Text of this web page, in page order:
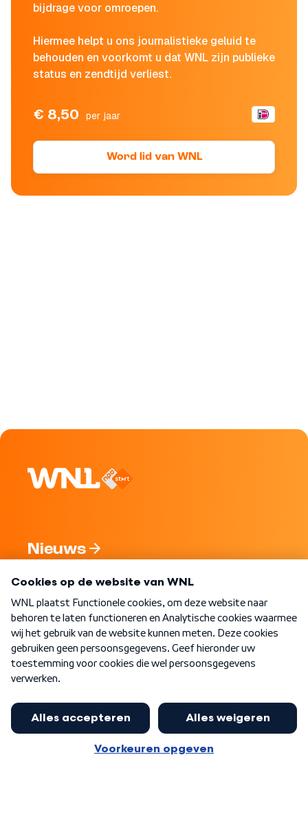
bijdrage voor omroepen.
Hiermee helpt u ons journalistieke geluid te
behouden en voorkomt u dat WNL zijn publieke
status en zendtijd verliest.
€ 8,50 per jaar
Word lid van WNL
Nieuws
Nieuwsbrief
Word Lid